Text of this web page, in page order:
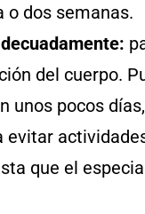
o dos semanas.
del cuerpo.
unos pocos
evitar
que el